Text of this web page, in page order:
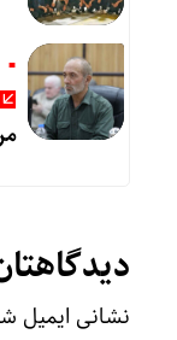
نشانی ایمیل